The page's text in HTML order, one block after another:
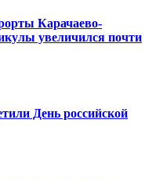
Карачаево-
увеличился почти
День российской